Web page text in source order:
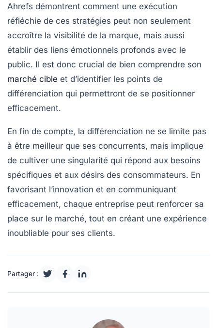
Ahrefs démontrent comment une exécution
réfléchie de ces stratégies peut non seulement
accroître la visibilité de la marque, mais aussi
établir des liens émotionnels profonds avec le
public. Il est donc crucial de bien comprendre son
marché cible et d’identifier les points de
différenciation qui permettront de se positionner
efficacement.
En fin de compte, la différenciation ne se limite pas
à être meilleur que ses concurrents, mais implique
de cultiver une singularité qui répond aux besoins
spécifiques et aux désirs des consommateurs. En
favorisant l’innovation et en communiquant
efficacement, chaque entreprise peut renforcer sa
place sur le marché, tout en créant une expérience
inoubliable pour ses clients.
Partager :